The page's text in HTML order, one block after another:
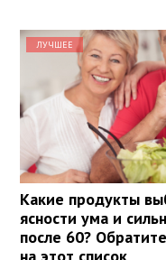
ЛУЧШЕЕ
Какие продукты
ясности ума и
после 60?
на этот список